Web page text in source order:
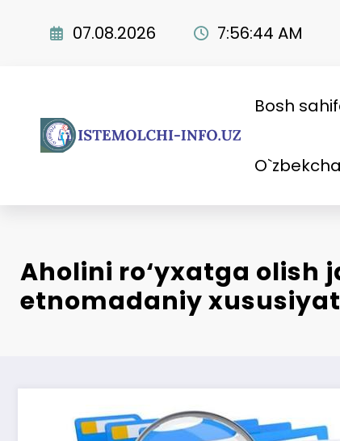
07.08.2026 7:56:45 AM
Bosh
O`zbekcha
Aholini ro‘yxatga olish
etnomadaniy